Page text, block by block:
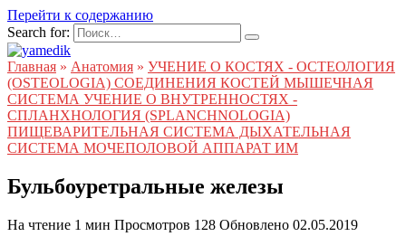
Перейти к содержанию
Search for:
Главная » Анатомия » УЧЕНИЕ О КОСТЯХ - ОСТЕОЛОГИЯ
(OSTEOLOGIA) СОЕДИНЕНИЯ КОСТЕЙ МЫШЕЧНАЯ
СИСТЕМА УЧЕНИЕ О ВНУТРЕННОСТЯХ -
СПЛАНХНОЛОГИЯ (SPLANCHNOLOGIA)
ПИЩЕВАРИТЕЛЬНАЯ СИСТЕМА ДЫХАТЕЛЬНАЯ
СИСТЕМА МОЧЕПОЛОВОЙ АППАРАТ ИМ
Бульбоуретральные железы
На чтение 1 мин Просмотров 128 Обновлено 02.05.2019